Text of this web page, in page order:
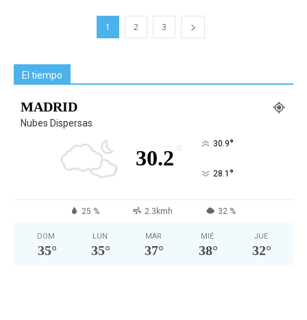
1 2 3
El tiempo
MADRID
Nubes Dispersas
30.2 ° 30.9°
28.1 °
25 % 2.3kmh 32 %
DOM
35°
LUN
35°
MAR
37°
MIÉ
38°
JUE
32°